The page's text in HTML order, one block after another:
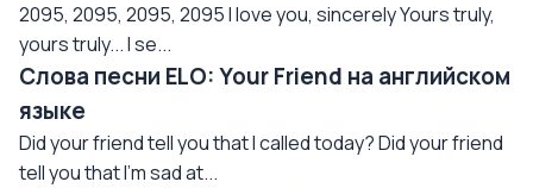
2095, 2095, 2095, 2095 I love you, sincerely Yours truly,
yours truly... I se...
Слова песни ELO: Your Friend на английском
языке
Did your friend tell you that I called today? Did your friend
tell you that I'm sad at...